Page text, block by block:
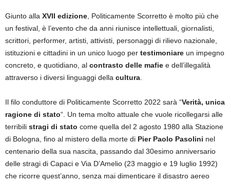
Giunto alla XVII edizione, Politicamente Scorretto è molto più che
un festival, è l’evento che da anni riunisce intellettuali, giornalisti,
scrittori, performer, artisti, attivisti, personaggi di rilievo nazionale,
istituzioni e cittadini in un unico luogo per testimoniare un impegno
concreto, e quotidiano, al contrasto delle mafie e dell’illegalità
attraverso i diversi linguaggi della cultura.
Il filo conduttore di Politicamente Scorretto 2022 sarà “Verità, unica
ragione di stato“. Un tema molto attuale che vuole ricollegarsi alle
terribili stragi di stato come quella del 2 agosto 1980 alla Stazione
di Bologna, fino al mistero della morte di Pier Paolo Pasolini nel
centenario della sua nascita, passando dal 30esimo anniversario
delle stragi di Capaci e Via D’Amelio (23 maggio e 19 luglio 1992)
che ricorre quest’anno, senza mai dimenticare il disastro aereo